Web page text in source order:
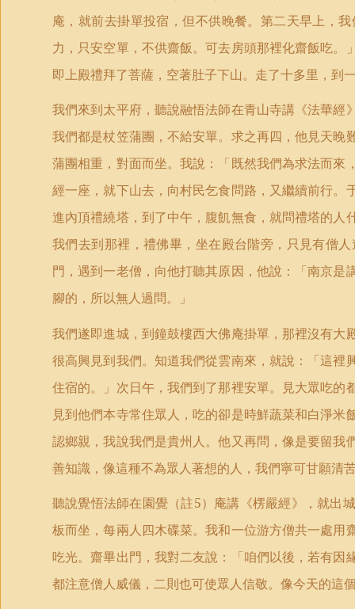
庵，就前去掛單投宿，但不供晚餐。第二天早上，
力，只安空單，不供齋飯。可去房頭那裡化齋飯吃
即上殿禮拜了菩薩，空著肚子下山。走了十多里，到
我們來到太平府，聽說融悟法師在青山寺講《法華
我們都是杖笠蒲團，不給安單。求之再四，他見天
蒲團相重，對面而坐。我說：「既然我們為求法而
經一座，就下山去，向村民乞食問路，又繼續前行
進內頂禮繞塔，到了中午，腹飢無食，就問禮塔的
我們去到那裡，禮佛畢，坐在殿台階旁，只見有僧
門，遇到一老僧，向他打聽其原因，他說：「南京
腳的，所以無人過問。」
我們遂即進城，到鐘鼓樓西大佛庵掛單，那裡沒有
很高興見到我們。知道我們從雲南來，就說：「這
住宿的。」次日午，我們到了那裡安單。見大眾吃
見到他們本寺常住眾人，吃的卻是時鮮蔬菜和白淨
認鄉親，我說我們是貴州人。他又再問，像是要留
善知識，像這種不為眾人著想的人，我們寧可甘願清
聽說覺悟法師在園覺（註5）庵講《楞嚴經》，就出
板而坐，每兩人四木碟菜。我和一位游方僧共一處
吃光。齋畢出門，我對二友說：「咱們以後，若有
都注意僧人威儀，二則也可使眾人信敬。像今天的這